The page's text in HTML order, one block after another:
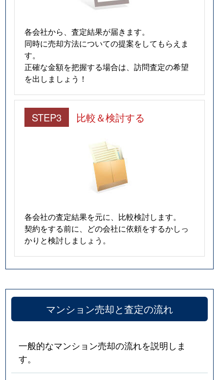
各会社から、査定結果が届きます。
同時に売却方法についての提案をしてもらえま
す。
正確な金額を把握する場合は、訪問査定の希望
を出しましょう！
STEP3 比較＆検討する
各会社の査定結果を元に、比較検討します。
契約をする前に、どの会社に依頼をするかしっ
かりと検討しましょう。
マンション売却と査定の流れ
一般的なマンション売却の流れを説明しま
す。